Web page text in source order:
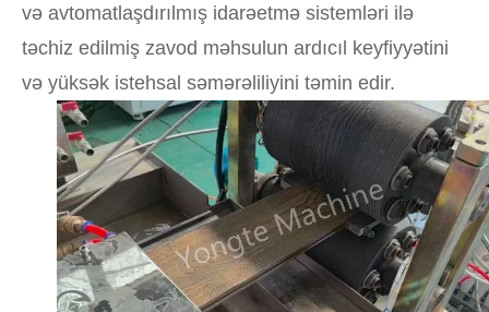
və avtomatlaşdırılmış idarəetmə sistemləri ilə
təchiz edilmiş zavod məhsulun ardıcıl keyfiyyətini
və yüksək istehsal səmərəliliyini təmin edir.